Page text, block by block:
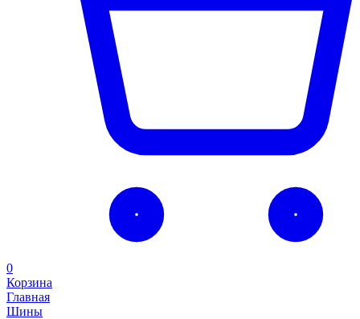
0
Корзина
Главная
Шины